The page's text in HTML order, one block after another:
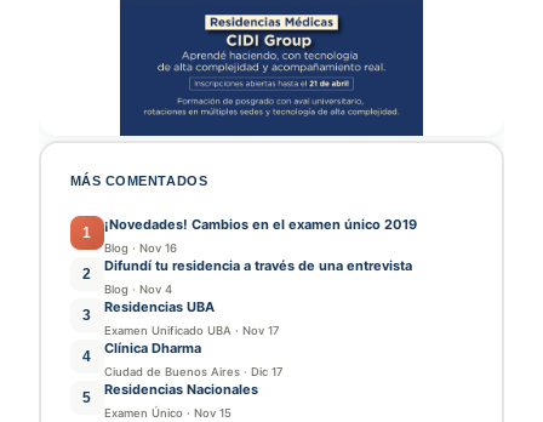
MÁS COMENTADOS
1 ¡Novedades! Cambios en el examen único 2019
Blog · Nov 16
2 Difundí tu residencia a través de una entrevista
Blog · Nov 4
3 Residencias UBA
Examen Unificado UBA · Nov 17
4 Clínica Dharma
Ciudad de Buenos Aires · Dic 17
5 Residencias Nacionales
Examen Único · Nov 15